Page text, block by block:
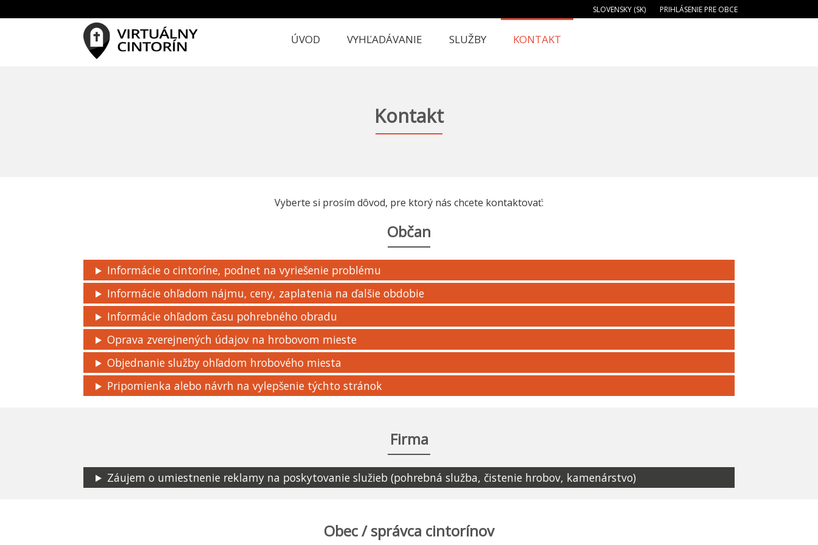
SLOVENSKY (SK) PRIHLÁSENIE PRE OBCE
ÚVOD VYHĽADÁVANIE SLUŽBY KONTAKT
Kontakt
Vyberte si prosím dôvod, pre ktorý nás chcete kontaktovať:
Občan
Informácie o cintoríne, podnet na vyriešenie problému
Informácie ohľadom nájmu, ceny, zaplatenia na ďalšie obdobie
Informácie ohľadom času pohrebného obradu
Oprava zverejnených údajov na hrobovom mieste
Objednanie služby ohľadom hrobového miesta
Pripomienka alebo návrh na vylepšenie týchto stránok
Firma
Záujem o umiestnenie reklamy na poskytovanie služieb (pohrebná služba, čistenie hrobov, kamenárstvo)
Obec / správca cintorínov